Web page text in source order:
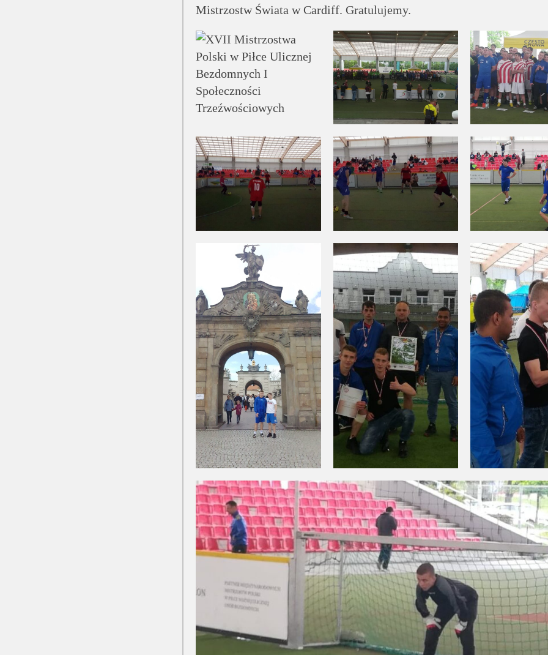
Mistrzostw Świata w Cardiff. Gratulujemy.